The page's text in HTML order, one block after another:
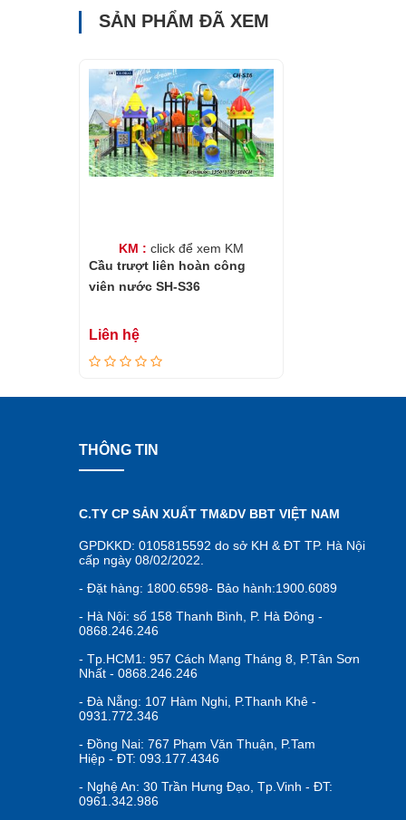
SẢN PHẨM ĐÃ XEM
KM : click để xem KM
Cầu trượt liên hoàn công
viên nước SH-S36
Liên hệ
THÔNG TIN
C.TY CP SẢN XUẤT TM&DV BBT VIỆT NAM
GPDKKD: 0105815592 do sở KH & ĐT TP. Hà Nội
cấp ngày 08/02/2022.
- Đặt hàng: 1800.6598- Bảo hành:1900.6089
- Hà Nội: số 158 Thanh Bình, P. Hà Đông -
0868.246.246
- Tp.HCM1: 957 Cách Mạng Tháng 8, P.Tân Sơn
Nhất - 0868.246.246
- Đà Nẵng: 107 Hàm Nghi, P.Thanh Khê -
0931.772.346
- Đồng Nai: 767 Phạm Văn Thuận, P.Tam
Hiệp - ĐT: 093.177.4346
- Nghệ An: 30 Trần Hưng Đạo, Tp.Vinh - ĐT:
0961.342.986